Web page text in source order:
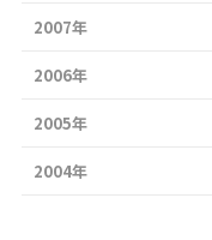
2007年
2006年
2005年
2004年